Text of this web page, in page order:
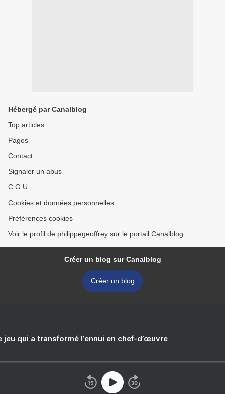
Hébergé par Canalblog
Top articles
Pages
Contact
Signaler un abus
C.G.U.
Cookies et données personnelles
Préférences cookies
Voir le profil de philippegeoffrey sur le portail Canalblog
Créer un blog sur Canalblog
Créer un blog
jeu qui a transformé l’ennui en chef-d’œuvre